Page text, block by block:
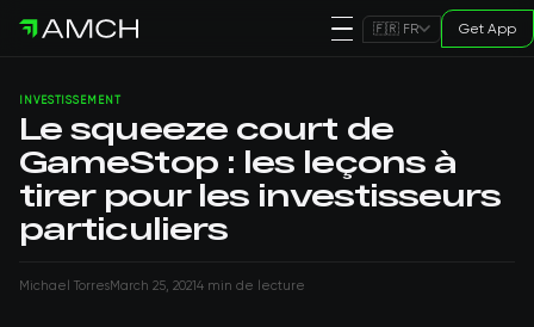
🇫🇷 FR Get App
INVESTISSEMENT
Le squeeze court de
GameStop : les leçons à
tirer pour les investisseurs
particuliers
Michael TorresMarch 25, 20214 min de lecture